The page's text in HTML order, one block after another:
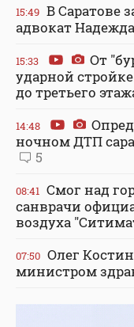
15:49 В Саратове
адвокат
15:33
От
ударной
до третьего
14:48
ночном ДТП
5
08:41 Смог над
санврачи
воздуха
07:50 Олег
министром